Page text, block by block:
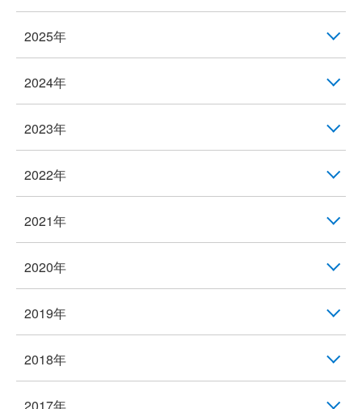
2025年
2024年
2023年
2022年
2021年
2020年
2019年
2018年
2017年